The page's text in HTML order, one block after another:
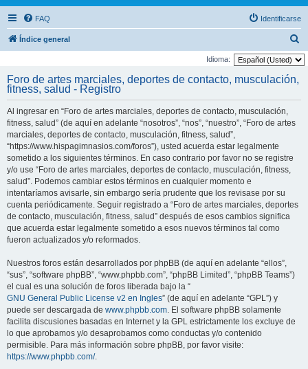
FAQ Identificarse
Índice general
u
Idioma:
Foro de artes marciales, deportes de contacto, musculación,
fitness, salud - Registro
Al ingresar en “Foro de artes marciales, deportes de contacto, musculación,
fitness, salud” (de aquí en adelante “nosotros”, “nos”, “nuestro”, “Foro de artes
marciales, deportes de contacto, musculación, fitness, salud”,
“https://www.hispagimnasios.com/foros”), usted acuerda estar legalmente
sometido a los siguientes términos. En caso contrario por favor no se registre
y/o use “Foro de artes marciales, deportes de contacto, musculación, fitness,
salud”. Podemos cambiar estos términos en cualquier momento e
intentaríamos avisarle, sin embargo sería prudente que los revisase por su
cuenta periódicamente. Seguir registrado a “Foro de artes marciales, deportes
de contacto, musculación, fitness, salud” después de esos cambios significa
que acuerda estar legalmente sometido a esos nuevos términos tal como
fueron actualizados y/o reformados.
Nuestros foros están desarrollados por phpBB (de aquí en adelante “ellos”,
“sus”, “software phpBB”, “www.phpbb.com”, “phpBB Limited”, “phpBB Teams”)
el cual es una solución de foros liberada bajo la “
GNU General Public License v2 en Ingles” (de aquí en adelante “GPL”) y
puede ser descargada de www.phpbb.com. El software phpBB solamente
facilita discusiones basadas en Internet y la GPL estrictamente los excluye de
lo que aprobamos y/o desaprobamos como conductas y/o contenido
permisible. Para más información sobre phpBB, por favor visite:
https://www.phpbb.com/.